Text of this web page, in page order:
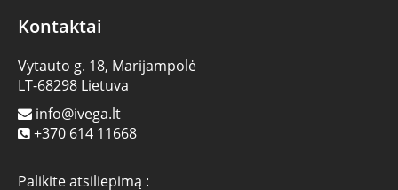
Kontaktai
Vytauto g. 18, Marijampolė
LT-68298 Lietuva
info@ivega.lt
+370 614 11668
Palikite atsiliepimą :